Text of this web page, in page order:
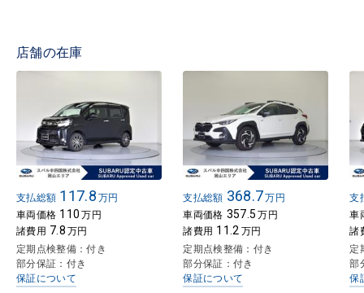
店舗の在庫
支払総額 117.8 万円
車両価格 110 万円
諸費用 7.8 万円
定期点検整備：付き
部分保証：付き
保証について
支払総額 368.7万円
車両価格 357.5 万円
諸費用 11.2 万円
定期点検整備：付き
部分保証：付き
保証について
支
車
諸
定
部
保